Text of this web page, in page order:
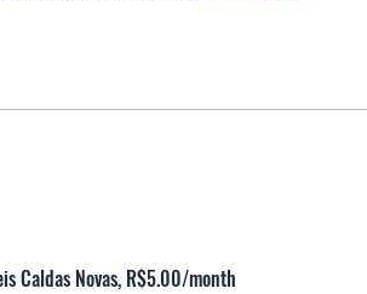
Caldas Novas, R$5.00/month